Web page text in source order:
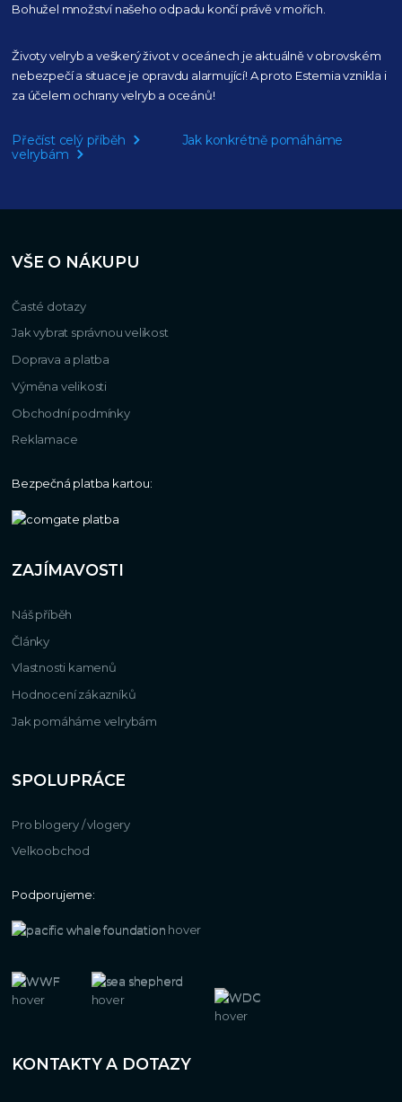
Bohužel množství našeho odpadu končí právě v mořích.
Životy velryb a veškerý život v oceánech je aktuálněv obrovském
nebezpečí a situace je opravdu alarmující!A proto Estemia vznikla i
za účelem ochrany velryb a oceánů!
Přečíst celý příběh
Jak konkrétně pomáháme
velrybám
VŠE O NÁKUPU
Časté dotazy
Jak vybrat správnou velikost
Doprava a platba
Výměna velikosti
Obchodní podmínky
Reklamace
Bezpečná platba kartou:
ZAJÍMAVOSTI
Náš příběh
Články
Vlastnosti kamenů
Hodnocení zákazníků
Jak pomáháme velrybám
SPOLUPRÁCE
Pro blogery / vlogery
Velkoobchod
Podporujeme:
KONTAKTY A DOTAZY